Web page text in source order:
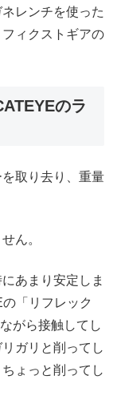
レンチを使った
ィクストギアの
のラ
取り去り、重量
ん。
あまり安定しま
「リフレック
がら接触してし
ガリと削ってし
ょっと削ってし